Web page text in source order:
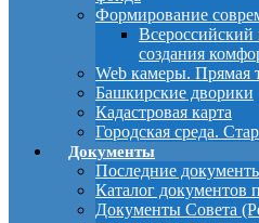
Формирование
Всероссийский
создания
Web камеры. Прямая
Башкирские дворики
Кадастровая карта
Городская среда.
Документы
Последние
Каталог документов
Документы Совета